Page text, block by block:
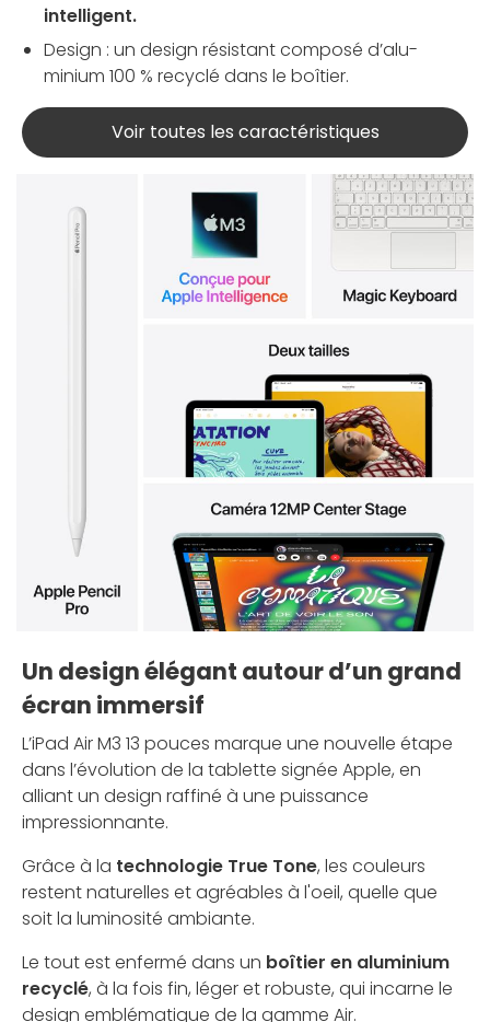
intelligent.
Design : un design résis­tant composé d’alu­
minium 100 % recyclé dans le boîtier.
Voir toutes les caractéristiques
Un design élégant autour d’un grand
écran immersif
L’iPad Air M3 13 pouces marque une nouvelle étape
dans l’évolution de la tablette signée Apple, en
alliant un design raffiné à une puissance
impressionnante.
Grâce à la technologie True Tone, les couleurs
restent naturelles et agréables à l'oeil, quelle que
soit la luminosité ambiante.
Le tout est enfermé dans un boîtier en aluminium
recyclé, à la fois fin, léger et robuste, qui incarne le
design emblématique de la gamme Air.